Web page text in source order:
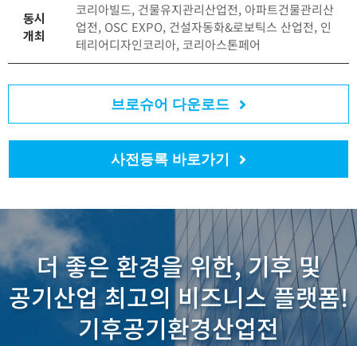
동시
개최
코리아빌드, 건물유지관리산업전, 아파트건물관리산
업전, OSC EXPO, 건설자동화&로보틱스 산업전, 인
테리어디자인코리아, 코리아스톤페어
브로슈어 다운로드
사전등록 바로가기
더 좋은 환경을 위한, 기후 및
공기산업 최고의 비즈니스 플랫폼!
기후공기환경산업전